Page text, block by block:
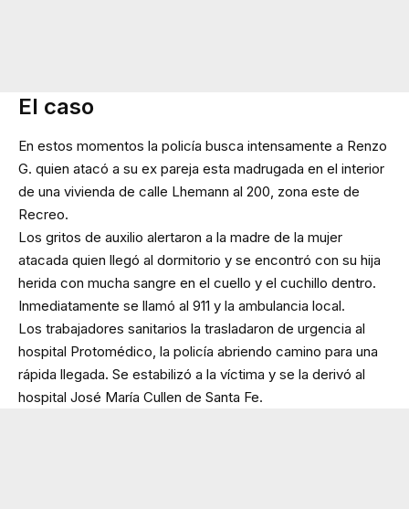
El caso
En estos momentos la policía busca intensamente a Renzo
G. quien atacó a su ex pareja esta madrugada en el interior
de una vivienda de calle Lhemann al 200, zona este de
Recreo.
Los gritos de auxilio alertaron a la madre de la mujer
atacada quien llegó al dormitorio y se encontró con su hija
herida con mucha sangre en el cuello y el cuchillo dentro.
Inmediatamente se llamó al 911 y la ambulancia local.
Los trabajadores sanitarios la trasladaron de urgencia al
hospital Protomédico, la policía abriendo camino para una
rápida llegada. Se estabilizó a la víctima y se la derivó al
hospital José María Cullen de Santa Fe.